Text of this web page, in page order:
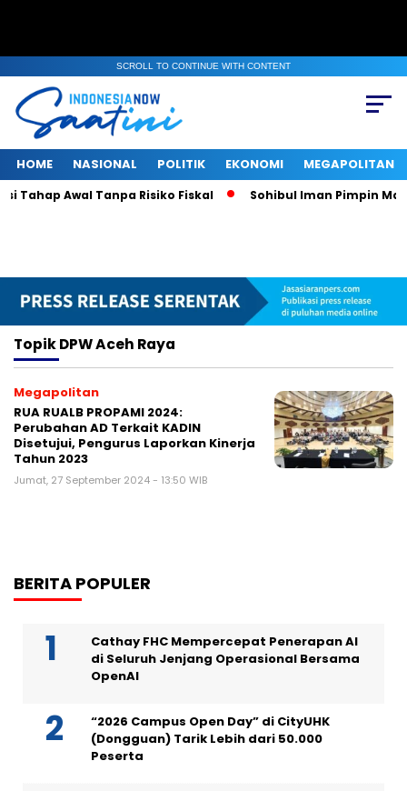
SCROLL TO CONTINUE WITH CONTENT
HOME NASIONAL POLITIK EKONOMI MEGAPOLITAN
Tahap Awal Tanpa Risiko Fiskal Sohibul Iman Pimpin
TopikDPW Aceh Raya
Megapolitan
RUA RUALB PROPAMI 2024:
Perubahan AD Terkait KADIN
Disetujui, Pengurus Laporkan Kinerja
Tahun 2023
Jumat, 27 September 2024 - 13:50 WIB
BERITA POPULER
Cathay FHC Mempercepat Penerapan AI
di Seluruh Jenjang Operasional Bersama
OpenAI
“2026 Campus Open Day” di CityUHK
(Dongguan) Tarik Lebih dari 50.000
Peserta